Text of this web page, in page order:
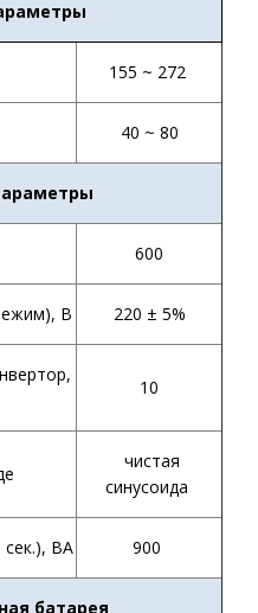
155 ~ 272
40 ~ 80
600
В 220 ± 5%
10
чистая
синусоида
сек.), ВА 900
батарея